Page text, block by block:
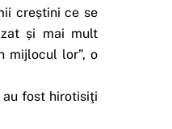
creștini ce se
și mai mult
mijlocul lor”, o
au fost hirotisiţi